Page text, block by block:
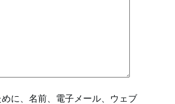
に、名前、電子メール、ウェブ